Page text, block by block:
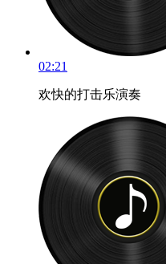
02:21
欢快的打击乐演奏